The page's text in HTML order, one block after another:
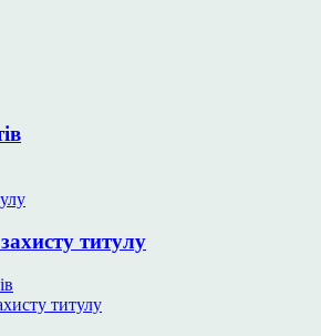
титулу
титулу